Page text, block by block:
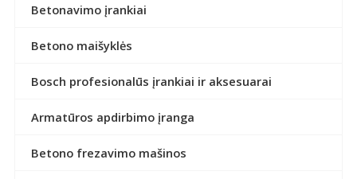
Betonavimo įrankiai
Betono maišyklės
Bosch profesionalūs įrankiai ir aksesuarai
Armatūros apdirbimo įranga
Betono frezavimo mašinos